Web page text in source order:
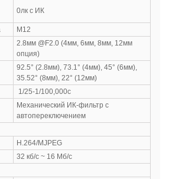
0лк с ИК
М12
2.8мм @F2.0 (4мм, 6мм, 8мм, 12мм
опция)
92.5° (2.8мм), 73.1° (4мм), 45° (6мм),
35.52° (8мм), 22° (12мм)
1/25-1/100,000с
Механический ИК-фильтр с
автопереключением
H.264/MJPEG
32 кб/с ~ 16 Мб/с